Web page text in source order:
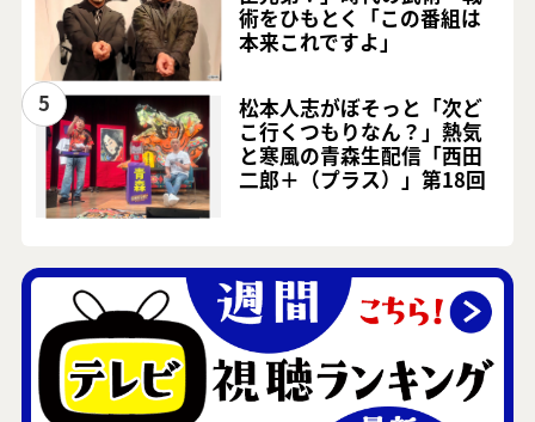
術をひもとく「この番組は
本来これですよ」
5
松本人志がぼそっと「次ど
こ行くつもりなん？」熱気
と寒風の青森生配信「西田
二郎＋（プラス）」第18回